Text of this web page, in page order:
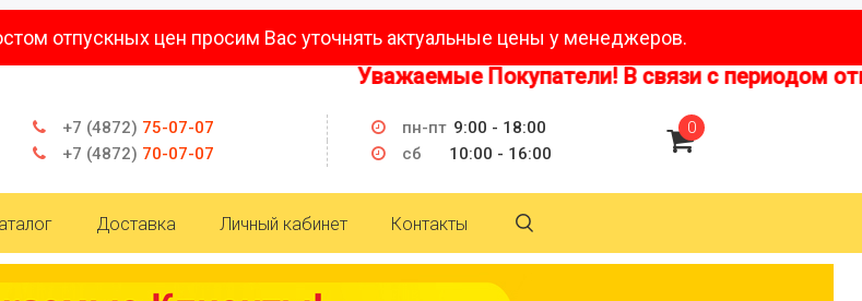
отпускных цен просим Вас уточнять актуальные цены у менеджеров.
Уважаемые Покупатели! В связи с периодом
+7 (4872) 75-07-07
+7 (4872) 70-07-07
пн-пт 9:00 - 18:00
сб
10:00 - 16:00
0
Доставка Личный кабинет Контакты